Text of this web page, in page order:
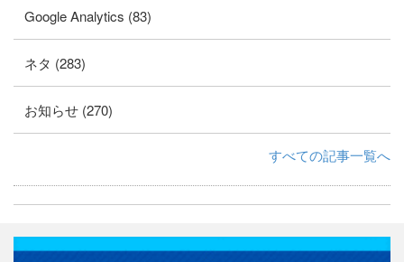
Google Analytics (83)
ネタ (283)
お知らせ (270)
すべての記事一覧へ